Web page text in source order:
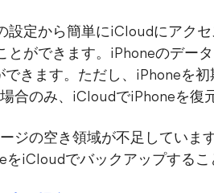
定から簡単にiCloudにアク
とができます。iPhoneのデー
きます。ただし、iPhoneを
合のみ、iCloudでiPhoneを復
ジの空き領域が不足していま
iCloudでバックアップするこ